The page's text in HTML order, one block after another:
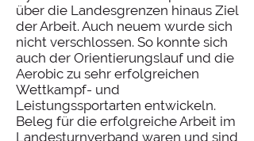
über die Landesgrenzen hinaus Ziel
der Arbeit. Auch neuem wurde sich
nicht verschlossen. So konnte sich
auch der Orientierungslauf und die
Aerobic zu sehr erfolgreichen
Wettkampf- und
Leistungssportarten entwickeln.
Beleg für die erfolgreiche Arbeit im
Landesturnverband waren und sind